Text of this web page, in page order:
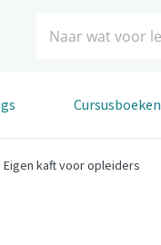
Cursusboeken
Eigen kaft voor opleiders